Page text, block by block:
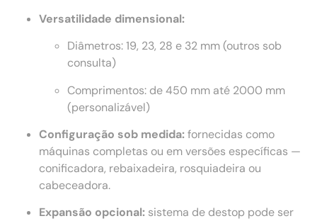
Versatilidade dimensional:
Diâmetros: 19, 23, 28 e 32 mm (outros sob
consulta)
Comprimentos: de 450 mm até 2000 mm
(personalizável)
Configuração sob medida:fornecidas como
máquinas completas ou em versões específicas —
conificadora, rebaixadeira, rosquiadeira ou
cabeceadora.
Expansão opcional: sistema de destop pode ser